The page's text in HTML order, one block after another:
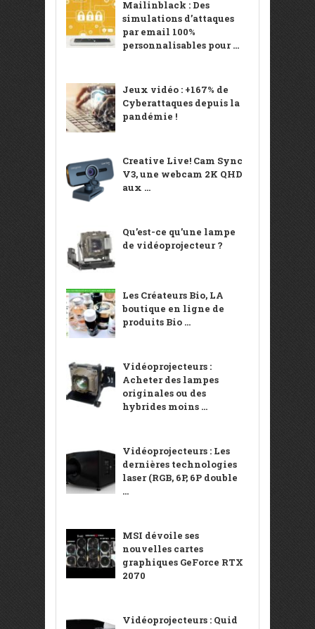
Mailinblack : Des
simulations d’attaques
par email 100%
personnalisables pour ...
Jeux vidéo : +167% de
Cyberattaques depuis la
pandémie !
Creative Live! Cam Sync
V3, une webcam 2K QHD
aux ...
Qu’est-ce qu’une lampe
de vidéoprojecteur ?
Les Créateurs Bio, LA
boutique en ligne de
produits Bio ...
Vidéoprojecteurs :
Acheter des lampes
originales ou des
hybrides moins ...
Vidéoprojecteurs : Les
dernières technologies
laser (RGB, 6P, 6P double
...
MSI dévoile ses
nouvelles cartes
graphiques GeForce RTX
2070
Vidéoprojecteurs : Quid